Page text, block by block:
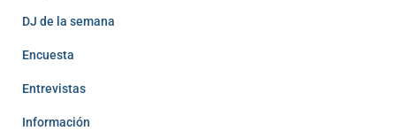
DJ de la semana
Encuesta
Entrevistas
Información